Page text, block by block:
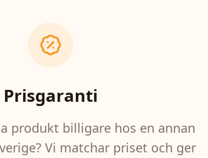
Prisgaranti
produkt billigare hos en annan
Vi matchar priset och ger